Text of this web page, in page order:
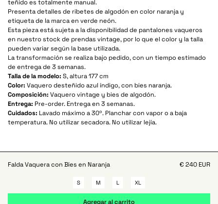
teñido es totalmente manual.
Presenta detalles de ribetes de algodón en color naranja y
etiqueta de la marca en verde neón.
Esta pieza está sujeta a la disponibilidad de pantalones vaqueros
en nuestro stock de prendas vintage, por lo que el color y la talla
pueden variar según la base utilizada.
‍La transformación se realiza bajo pedido, con un tiempo estimado
de entrega de 3 semanas.
Talla de la modelo: S, altura 177 cm
Color: Vaquero desteñido azul índigo, con bies naranja.
Composición: Vaquero vintage y bies de algodón.
Entrega: Pre-order. Entrega en 3 semanas.
Cuidados: Lavado máximo a 30º. Planchar con vapor o a baja
temperatura. No utilizar secadora. No utilizar lejía.
Falda Vaquera con Bies en Naranja € 240 EUR
S M L XL